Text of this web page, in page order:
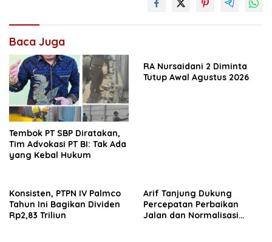
Baca Juga
Tembok PT SBP Diratakan,
Tim Advokasi PT BI: Tak Ada
yang Kebal Hukum
RA Nursaidani 2 Diminta
Tutup Awal Agustus 2026
Konsisten, PTPN IV Palmco
Tahun Ini Bagikan Dividen
Rp2,83 Triliun
Arif Tanjung Dukung
Percepatan Perbaikan
Jalan dan Normalisasi